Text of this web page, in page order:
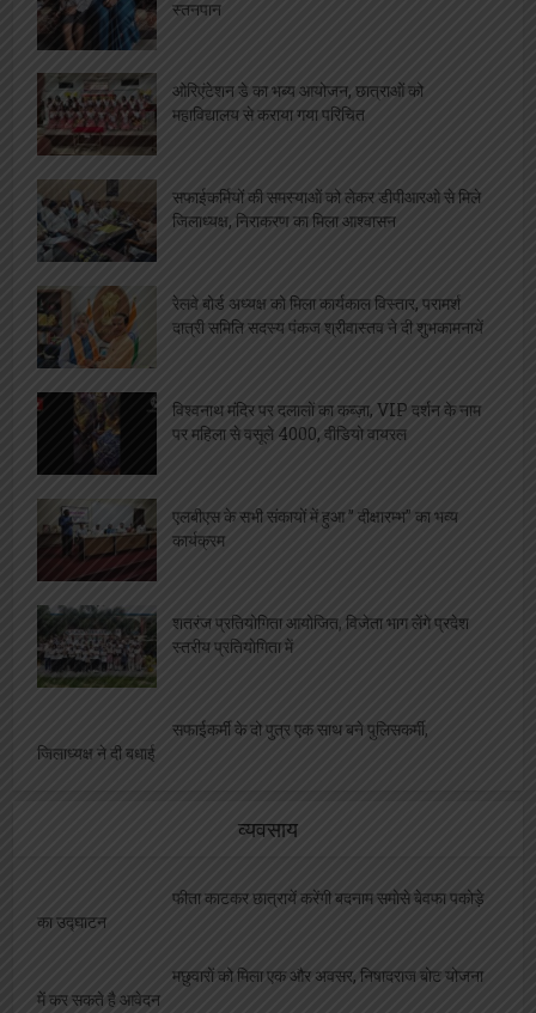
स्तनपान
ओरिएंटेशन डे का भब्य आयोजन, छात्राओं को
महाविद्यालय से कराया गया परिचित
सफाईकर्मियों की समस्याओं को लेकर डीपीआरओ से मिले
जिलाध्यक्ष, निराकरण का मिला आश्वासन
रेलवे बोर्ड अध्यक्ष को मिला कार्यकाल विस्तार, परामर्श
दात्री समिति सदस्य पंकज श्रीवास्तव ने दी शुभकामनायें
विश्वनाथ मंदिर पर दलालों का कब्ज़ा, VIP दर्शन के नाम
पर महिला से वसूले 4000, वीडियो वायरल
एलबीएस के सभी संकायों में हुआ ” दीक्षारम्भ” का भव्य
कार्यक्रम
शतरंज प्रतियोगिता आयोजित, विजेता भाग लेंगे प्रदेश
स्तरीय प्रतियोगिता में
सफाईकर्मी के दो पुत्र एक साथ बने पुलिसकर्मी,
जिलाध्यक्ष ने दी बधाई
व्यवसाय
फीता काटकर छात्रायें करेंगी बदनाम समोसे बेवफा पकोड़े
का उद्घाटन
मछुवारों को मिला एक और अवसर, निषादराज बोट योजना
में कर सकते है आवेदन